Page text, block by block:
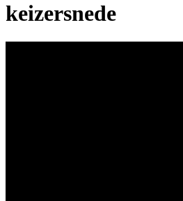
keizersnede